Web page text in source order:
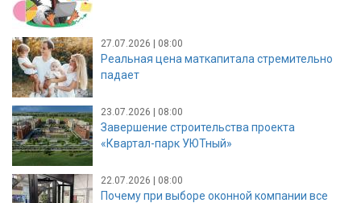
27.07.2026 | 08:00
Реальная цена маткапитала стремительно
падает
23.07.2026 | 08:00
Завершение строительства проекта
«Квартал-парк УЮТный»
22.07.2026 | 08:00
Почему при выборе оконной компании все